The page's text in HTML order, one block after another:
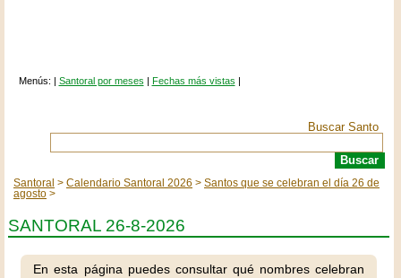
Menús: | Santoral por meses | Fechas más vistas |
Buscar Santo
Santoral Calendario Santoral 2026
Santos que se celebran el día 26 de
agosto
SANTORAL 26-8-2026
En esta página puedes consultar qué nombres celebran